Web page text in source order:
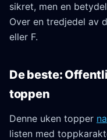
sikret, men en
Over en tredjedel av
eller F.
De beste:
toppen
Denne uken topper
listen med